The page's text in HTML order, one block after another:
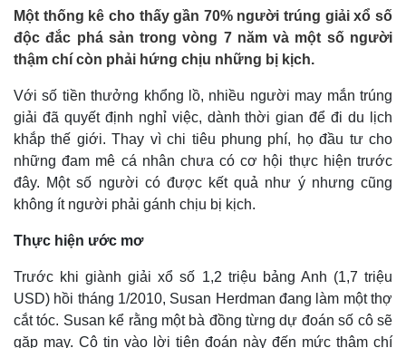
Quốc hội
Nhận diện sự thật
Giáo dục
Dấu ấn VOV
Việc làm
Biển đảo
Một thống kê cho thấy gần 70% người trúng giải xổ số
độc đắc phá sản trong vòng 7 năm và một số người
thậm chí còn phải hứng chịu những bị kịch.
Với số tiền thưởng khổng lồ, nhiều người may mắn trúng
giải đã quyết định nghỉ việc, dành thời gian để đi du lịch
khắp thế giới. Thay vì chi tiêu phung phí, họ đầu tư cho
những đam mê cá nhân chưa có cơ hội thực hiện trước
đây. Một số người có được kết quả như ý nhưng cũng
không ít người phải gánh chịu bị kịch.
Thực hiện ước mơ
Trước khi giành giải xổ số 1,2 triệu bảng Anh (1,7 triệu
USD) hồi tháng 1/2010, Susan Herdman đang làm một thợ
cắt tóc. Susan kể rằng một bà đồng từng dự đoán số cô sẽ
gặp may. Cô tin vào lời tiên đoán này đến mức thậm chí